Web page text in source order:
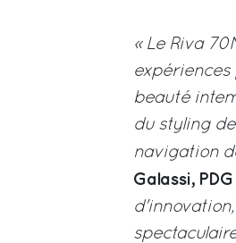
« Le Riva
expériences
beauté
du styling
navigation
Galassi,